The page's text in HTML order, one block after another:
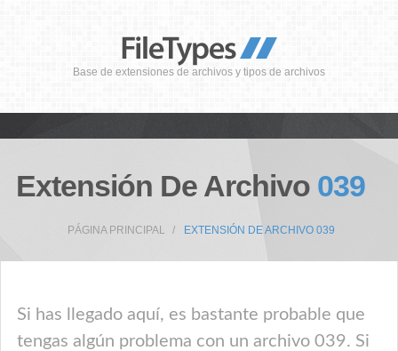
Base de extensiones de archivos y tipos de archivos
Extensión De Archivo 039
PÁGINA PRINCIPAL EXTENSIÓN DE ARCHIVO 039
Si has llegado aquí, es bastante probable que
tengas algún problema con un archivo 039. Si